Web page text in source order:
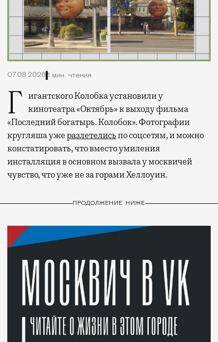
07.08.2026 1 мин. чтения
Гигантского Колобка установили у кинотеатра «Октябрь» к выходу фильма
«Последний богатырь. Колобок». Фотографии
кругляша ужеразлетелисьпо соцсетям, и можно
констатировать, что вместо умиления
инсталляция в основном вызвала у москвичей
чувство, что уже не за горами Хеллоуин.
ПРОДОЛЖЕНИЕ НИЖЕ